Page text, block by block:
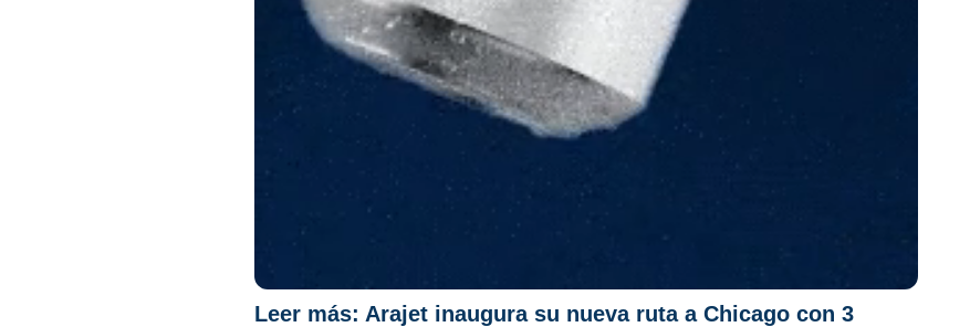
Leer más: Arajet inaugura su nueva ruta a Chicago con 3